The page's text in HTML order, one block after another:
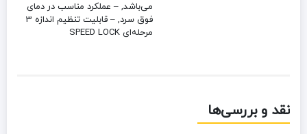
می‌باشد, – عملکرد مناسب در دمای
فوق سرد, – قابلیت تنظیم اندازه 3
مرحله‌ای SPEED LOCK
نقد و بررسی‌ها